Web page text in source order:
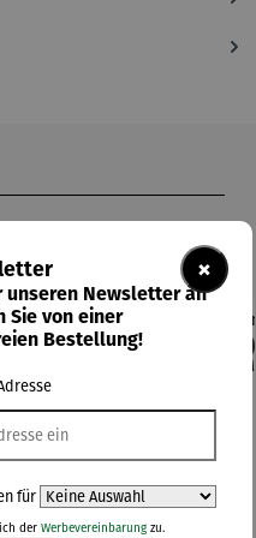
Derzeit vergriffen
×
Newsletter an
Sie von einer
Bestellung!
für
der Werbevereinbarungzu.